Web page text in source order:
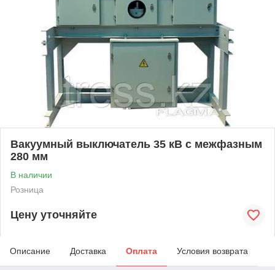
Вакуумный выключатель 35 кВ с межфазным
280 мм
В наличии
Розница
Цену уточняйте
Описание Доставка Оплата Условия возврата